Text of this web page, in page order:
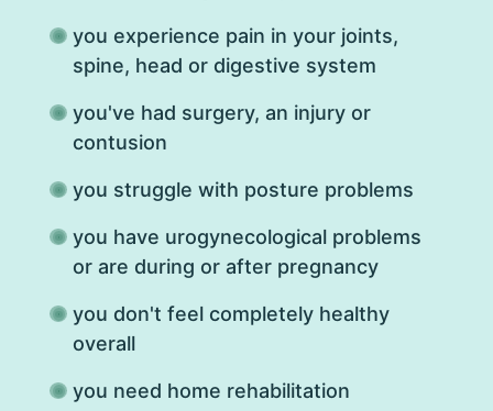
you experience pain in your joints,
spine, head or digestive system
you've had surgery, an injury or
contusion
you struggle with posture problems
you have urogynecological problems
or are during or after pregnancy
you don't feel completely healthy
overall
you need home rehabilitation